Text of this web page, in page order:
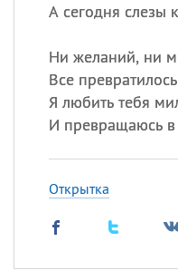
А сегодня слезы
Ни желаний, ни
Все
Я любить тебя
И превращаюсь
Открытка